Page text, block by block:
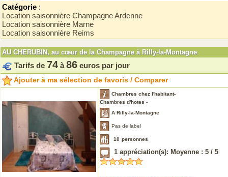
Catégorie :
Location saisonnière Champagne Ardenne
Location saisonnière Marne
Location saisonnière Reims
AU CHERUBIN, au cœur de la Champagne à Rilly-la-Montagne
Tarifs de 74 à 86 euros par jour
Ajouter à ma sélection de favoris / Comparer
Chambres chez l'habitant-
Chambres d'hotes -
A Rilly-la-Montagne
Pas de label
10 personnes
1 appréciation(s): Moyenne : 5 / 5